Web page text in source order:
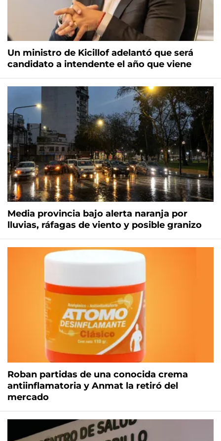
Un ministro de Kicillof adelantó que será
candidato a intendente el año que viene
Media provincia bajo alerta naranja por
lluvias, ráfagas de viento y posible granizo
Roban partidas de una conocida crema
antiinflamatoria y Anmat la retiró del
mercado